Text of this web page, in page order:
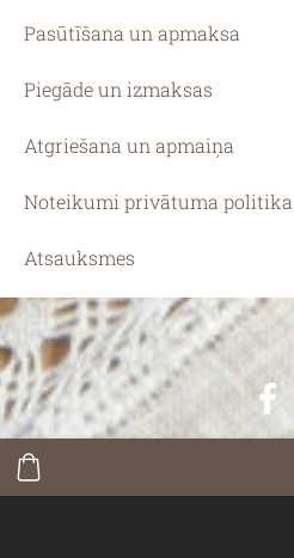
Pasūtīšana un apmaksa
Piegāde un izmaksas
Atgriešana un apmaiņa
Noteikumi privātuma politika
Atsauksmes